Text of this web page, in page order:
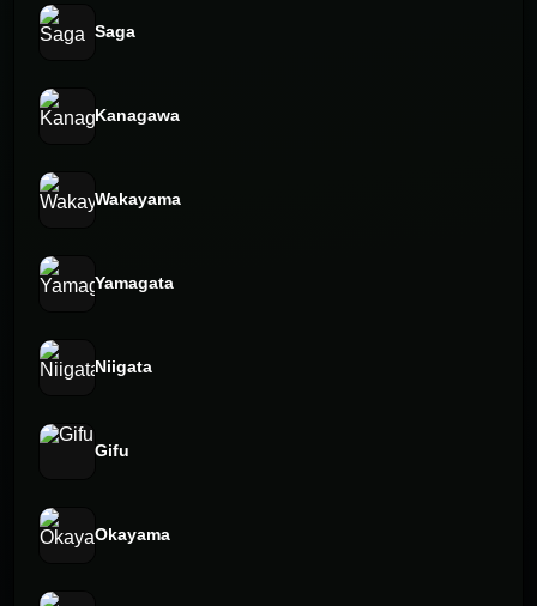
Saga
Kanagawa
Wakayama
Yamagata
Niigata
Gifu
Okayama